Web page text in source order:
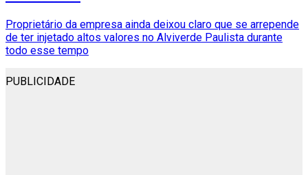
Proprietário da empresa ainda deixou claro que se arrepende
de ter injetado altos valores no Alviverde Paulista durante
todo esse tempo
PUBLICIDADE